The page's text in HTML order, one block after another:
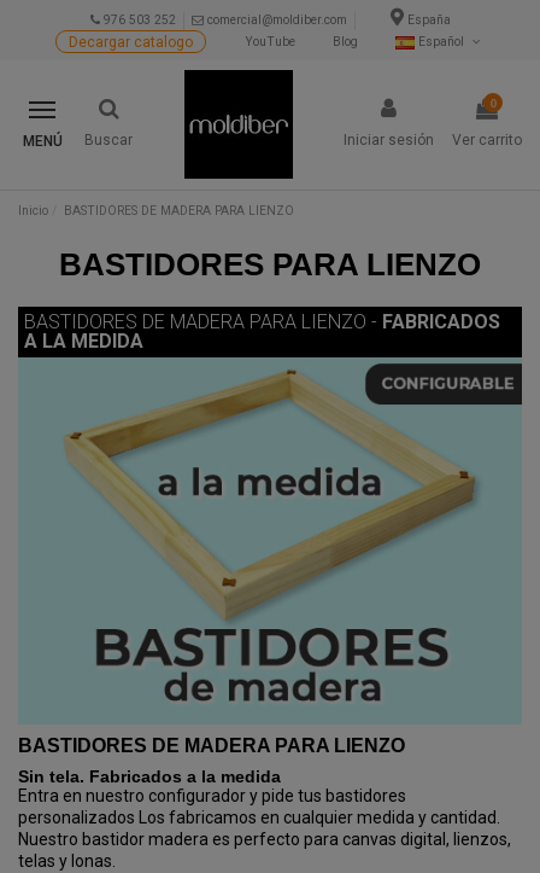
976 503 252 comercial@moldiber.com
España
Español
Blog
YouTube
Decargar catalogo
MENÚ Buscar Iniciar sesión
0
Ver carrito
Inicio BASTIDORES DE MADERA PARA LIENZO
BASTIDORES PARA LIENZO
BASTIDORES DE MADERA PARA LIENZO - FABRICADOS
A LA MEDIDA
BASTIDORES DE MADERA PARA LIENZO
Sin tela. Fabricados a la medida
Entra en nuestro configurador y pide tus bastidores
personalizados Los fabricamos en cualquier medida y cantidad.
Nuestro bastidor madera es perfecto para canvas digital, lienzos,
telas y lonas.